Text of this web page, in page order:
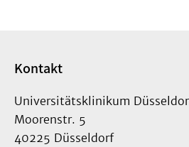
Kontakt
Universitätsklinikum
Moorenstr. 5
40225 Düsseldorf